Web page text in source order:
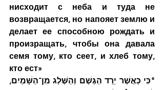
нисходит с неба и туда не
возвращается, но напояет землю и
делает ее способною рождать и
произращать, чтобы она давала
семя тому, кто сеет, и хлеб тому,
кто ест»